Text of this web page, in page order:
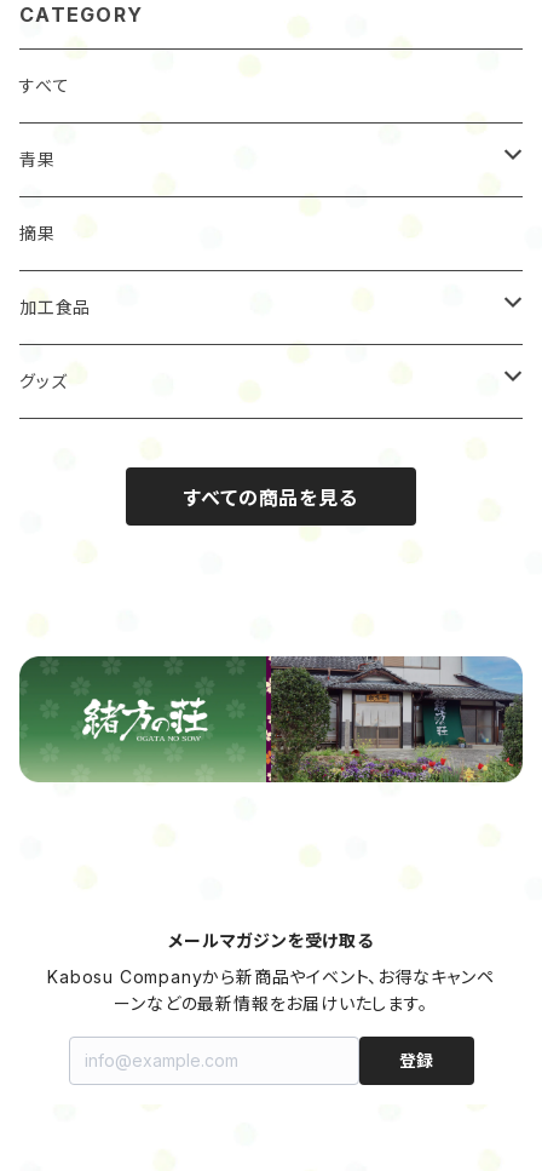
CATEGORY
すべて
青果
グリーンカボス
グリーンカボス
そばかすカボス
イエローカボス
イエローカボス
その他の青果
摘果
加工食品
乾物
グッズ
すべての商品を見る
メールマガジンを受け取る
Kabosu Companyから新商品やイベント、お得なキャンペ
ーンなどの最新情報をお届けいたします。
登録